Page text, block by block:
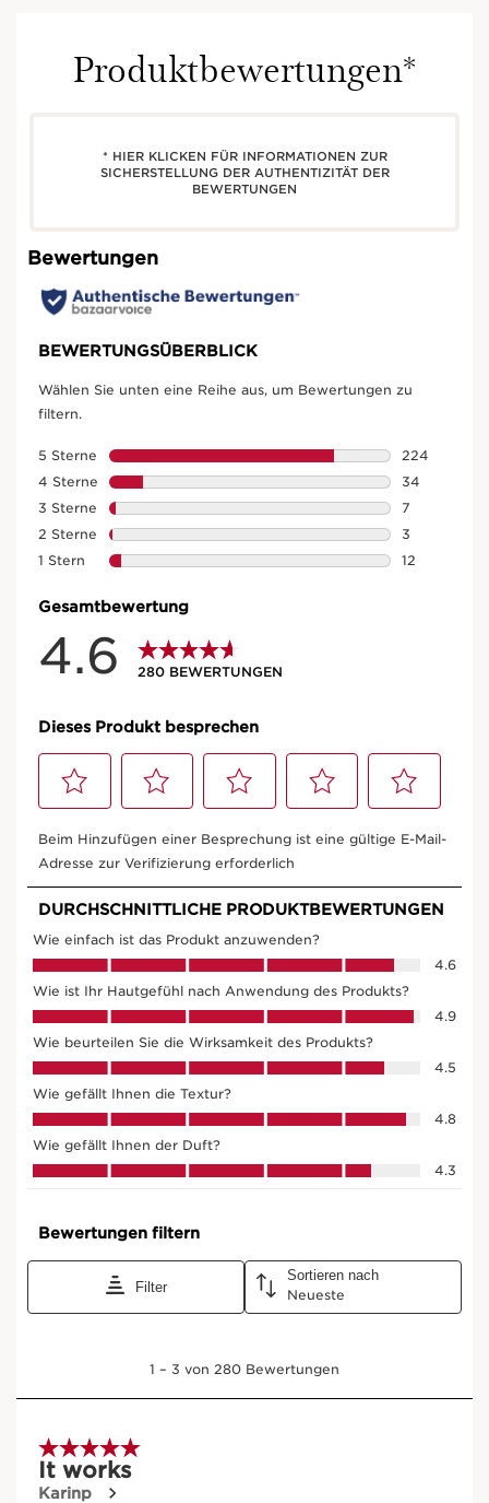
Produktbewertungen*
* HIER KLICKEN FÜR INFORMATIONEN ZUR
SICHERSTELLUNG DER AUTHENTIZITÄT DER
BEWERTUNGEN